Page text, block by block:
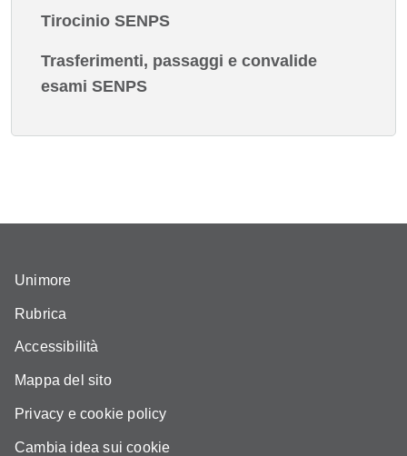
Tirocinio SENPS
Trasferimenti, passaggi e convalide
esami SENPS
Unimore
Rubrica
Accessibilità
Mappa del sito
Privacy e cookie policy
Cambia idea sui cookie